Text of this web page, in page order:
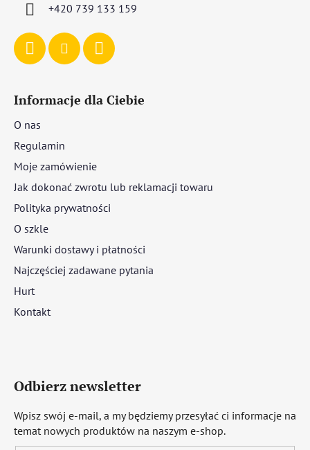
+420 739 133 159
Informacje dla Ciebie
O nas
Regulamin
Moje zamówienie
Jak dokonać zwrotu lub reklamacji towaru
Polityka prywatności
O szkle
Warunki dostawy i płatności
Najczęściej zadawane pytania
Hurt
Kontakt
Odbierz newsletter
Wpisz swój e-mail, a my będziemy przesyłać ci informacje na
temat nowych produktów na naszym e-shop.